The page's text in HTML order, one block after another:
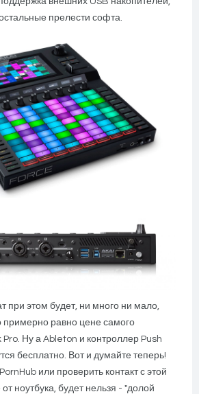
прелести софта.
при этом будет, ни много ни мало,
примерно равно цене самого
Ну а Ableton и контроллер Push
бесплатно. Вот и думайте теперь!
или проверить контакт с этой
ноутбука, будет нельзя - "долой